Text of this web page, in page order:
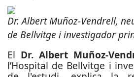
Dr. Albert Muñoz-Vendrell,
de Bellvitge i investigador
El Dr. Albert Muñoz-
l’Hospital de Bellvitge i